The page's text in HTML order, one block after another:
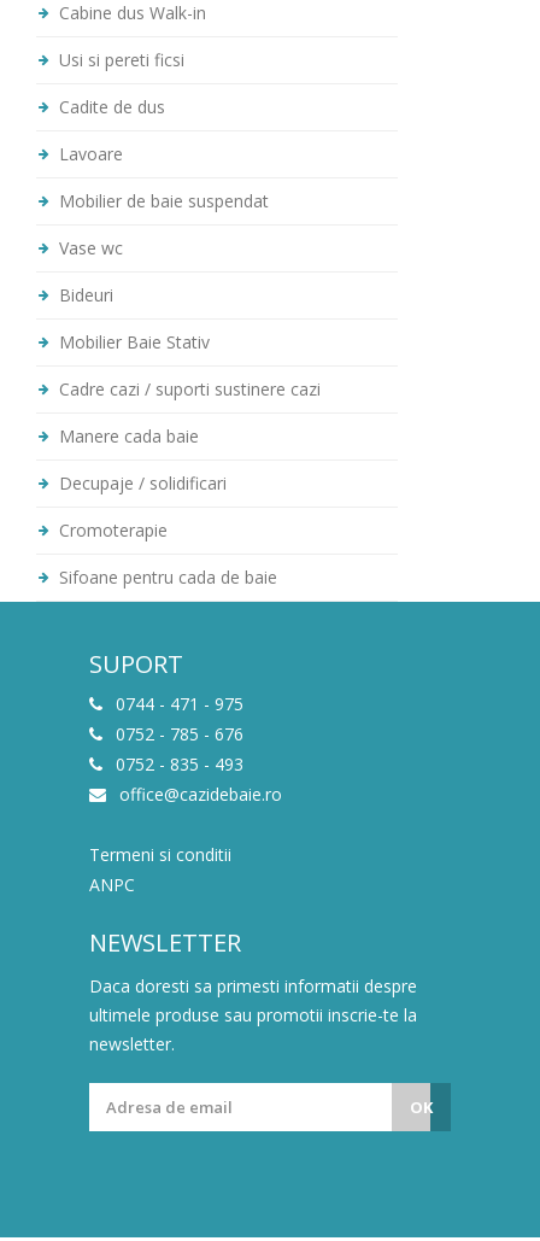
Cabine dus Walk-in
Usi si pereti ficsi
Cadite de dus
Lavoare
Mobilier de baie suspendat
Vase wc
Bideuri
Mobilier Baie Stativ
Cadre cazi / suporti sustinere cazi
Manere cada baie
Decupaje / solidificari
Cromoterapie
Sifoane pentru cada de baie
SUPORT
0744 - 471 - 975
0752 - 785 - 676
0752 - 835 - 493
office@cazidebaie.ro
Termeni si conditii
ANPC
NEWSLETTER
Daca doresti sa primesti informatii despre
ultimele produse sau promotii inscrie-te la
newsletter.
OK